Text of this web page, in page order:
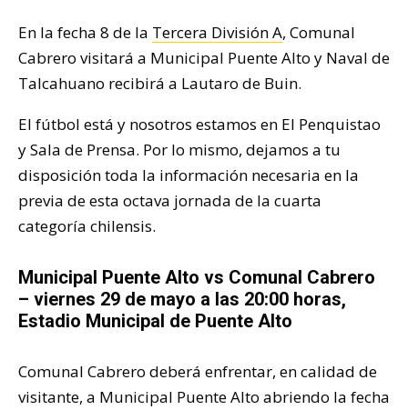
En la fecha 8 de la Tercera División A, Comunal
Cabrero visitará a Municipal Puente Alto y Naval de
Talcahuano recibirá a Lautaro de Buin.
El fútbol está y nosotros estamos en El Penquistao
y Sala de Prensa. Por lo mismo, dejamos a tu
disposición toda la información necesaria en la
previa de esta octava jornada de la cuarta
categoría chilensis.
Municipal Puente Alto vs Comunal Cabrero
– viernes 29 de mayo a las 20:00 horas,
Estadio Municipal de Puente Alto
Comunal Cabrero deberá enfrentar, en calidad de
visitante, a Municipal Puente Alto abriendo la fecha